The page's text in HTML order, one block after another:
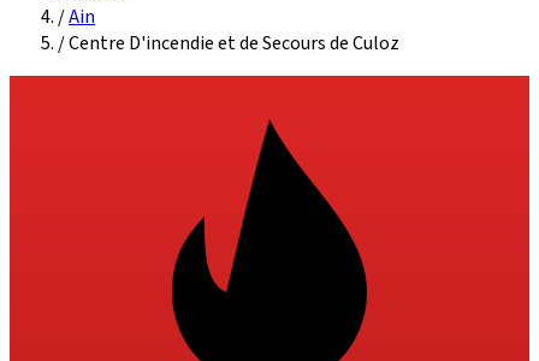
/Ain
/Centre D'incendie et de Secours de Culoz